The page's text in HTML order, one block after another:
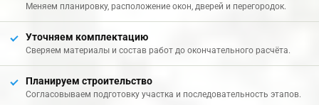
Меняем планировку, расположение окон, дверей и перегородок.
Уточняем комплектацию
Сверяем материалы и состав работ до окончательного расчёта.
Планируем строительство
Согласовываем подготовку участка и последовательность этапов.